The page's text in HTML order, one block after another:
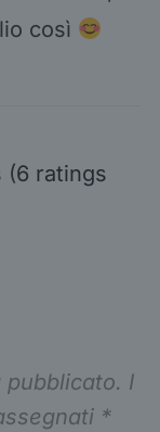
così
(6 ratings
I
*